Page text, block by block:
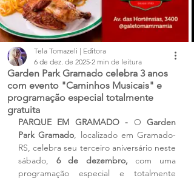
Garden Park Gramado celebra 3 anos
com evento "Caminhos Musicais" e
programação especial totalmente
gratuita
Tela Tomazeli | Editora
6 de dez. de 2025 2 min de leitura
PARQUE EM GRAMADO - O Garden
Park Gramado, localizado em Gramado-
RS, celebra seu terceiro aniversário neste
sábado, 6 de dezembro, com uma